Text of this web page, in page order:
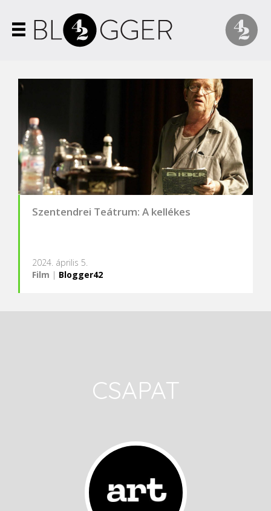
Szentendrei Teátrum: A kellékes
2024. április 5.
Film | Blogger42
CSAPAT